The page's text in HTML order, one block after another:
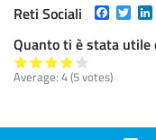
Reti Sociali Facebook
Quanto ti è stata utile
Average: 4(5votes)